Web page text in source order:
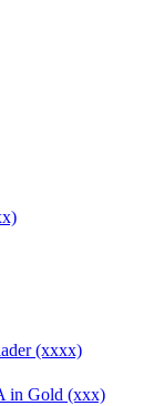
(xxxx)
in Gold (xxx)